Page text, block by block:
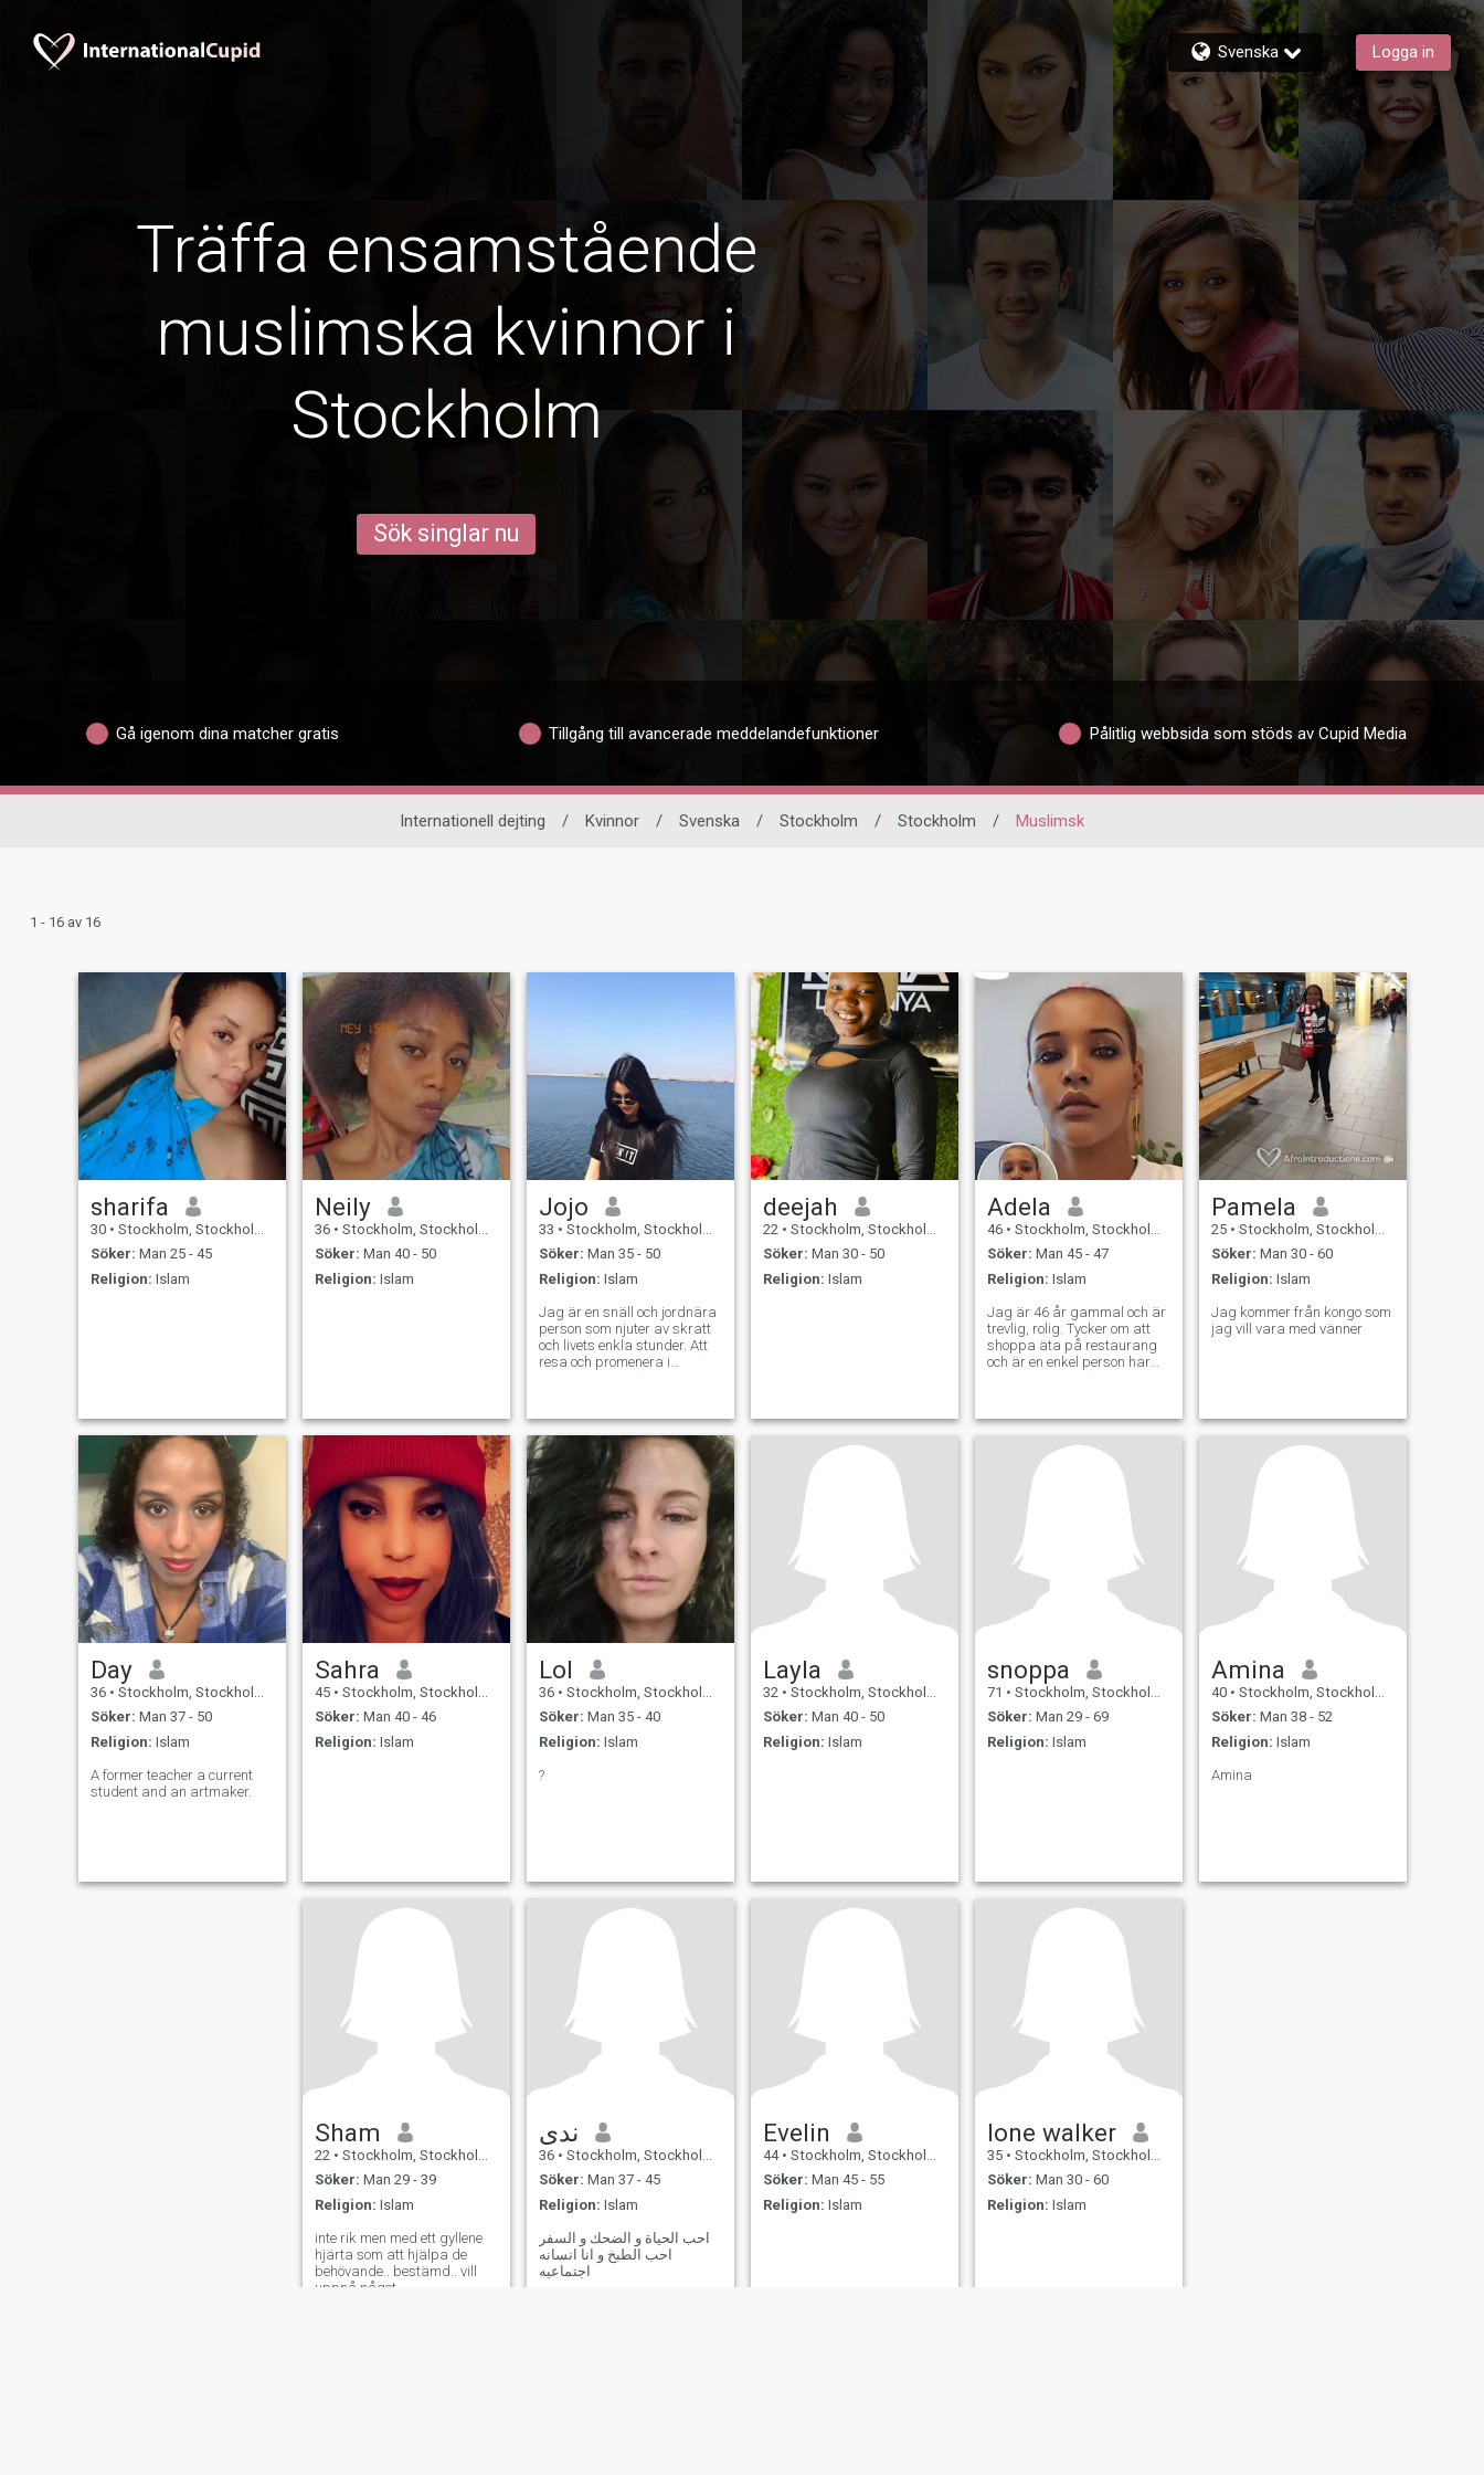
Svenska Logga in
Träffa ensamstående
muslimska kvinnor i
Stockholm
Sök singlar nu
Gå igenom dina matcher gratis Tillgång till avancerade meddelandefunktioner Pålitlig webbsida som stöds av Cupid Media
Internationell dejting / Kvinnor / Svenska / Stockholm / Stockholm / Muslimsk
1 - 16 av 16
sharifa
30 • Stockholm, Stockholm, Sverige
Söker: Man 25 - 45
Religion: Islam
Neily
36 • Stockholm, Stockholm, Sverige
Söker: Man 40 - 50
Religion: Islam
Jojo
33 • Stockholm, Stockholm, Sverige
Söker: Man 35 - 50
Religion: Islam
Jag är en snäll och jordnära
person som njuter av skratt
och livets enkla stunder. Att
resa och promenera i
och vänner. Jag tror att
ärlighet och respekt är
grunden för alla
framgångsrika relationer.
Jag letar efter någon
omtänksam och äkta som
värdesätter familj och vill
dela en vacker resa i livet
tillsammans.
deejah
22 • Stockholm, Stockholm, Sverige
Söker: Man 30 - 50
Religion: Islam
Adela
46 • Stockholm, Stockholm, Sverige
Söker: Man 45 - 47
Religion: Islam
Jag är 46 år gammal och är
trevlig, rolig. Tycker om att
shoppa äta på restaurang
och är en enkel person har
Pamela
25 • Stockholm, Stockholm, Sverige
Söker: Man 30 - 60
Religion: Islam
Jag kommer från kongo som
jag vill vara med vänner
Day
36 • Stockholm, Stockholm, Sverige
Söker: Man 37 - 50
Religion: Islam
A former teacher a current
student and an artmaker.
Sahra
45 • Stockholm, Stockholm, Sverige
Söker: Man 40 - 46
Religion: Islam
Lol
36 • Stockholm, Stockholm, Sverige
Söker: Man 35 - 40
Religion: Islam
?
Layla
32 • Stockholm, Stockholm, Sverige
Söker: Man 40 - 50
Religion: Islam
snoppa
71 • Stockholm, Stockholm, Sverige
Söker: Man 29 - 69
Religion: Islam
Amina
40 • Stockholm, Stockholm, Sverige
Söker: Man 38 - 52
Religion: Islam
Amina
Sham
22 • Stockholm, Stockholm, Sverige
Söker: Man 29 - 39
Religion: Islam
inte rik men med ett gyllene
hjärta som att hjälpa de
behövande.. bestämd.. vill
uppnå något
ندى
36 • Stockholm, Stockholm, Sverige
Söker: Man 37 - 45
Religion: Islam
احب الحياة و الضحك و السفر
احب الطبخ و انا انسانه
اجتماعيه
Evelin
44 • Stockholm, Stockholm, Sverige
Söker: Man 45 - 55
Religion: Islam
lone walker
35 • Stockholm, Stockholm, Sverige
Söker: Man 30 - 60
Religion: Islam